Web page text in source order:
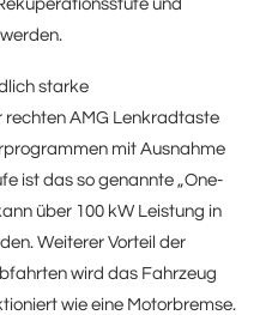
und
starke
rechten AMG Lenkradtaste
mit Ausnahme
ist das so genannte „One-
über 100 kW Leistung in
Weiterer Vorteil der
wird das Fahrzeug
wie eine Motorbremse.